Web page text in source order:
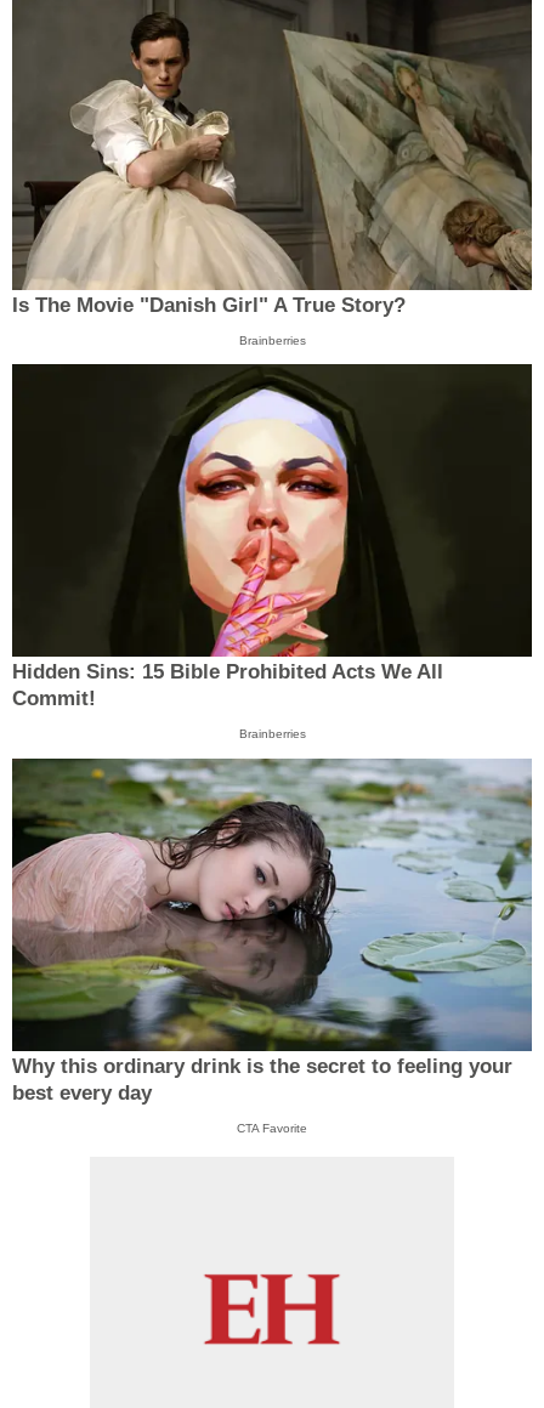
Is The Movie "Danish Girl" A True Story?
Brainberries
Hidden Sins: 15 Bible Prohibited Acts We All
Commit!
Brainberries
Why this ordinary drink is the secret to feeling your
best every day
CTA Favorite